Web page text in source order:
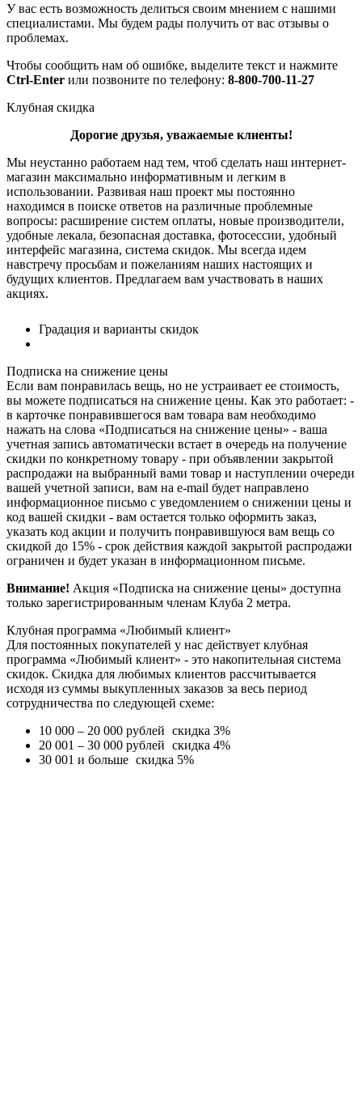
У вас есть возможность делиться своим мнением с нашими
специалистами. Мы будем рады получить от вас отзывы о
проблемах.
Чтобы сообщить нам об ошибке, выделите текст и нажмите
Ctrl-Enter или позвоните по телефону: 8-800-700-11-27
Клубная скидка
Дорогие друзья, уважаемые клиенты!
Мы неустанно работаем над тем, чтоб сделать наш интернет-
магазин максимально информативным и легким в
использовании. Развивая наш проект мы постоянно
находимся в поиске ответов на различные проблемные
вопросы: расширение систем оплаты, новые производители,
удобные лекала, безопасная доставка, фотосессии, удобный
интерфейс магазина, система скидок. Мы всегда идем
навстречу просьбам и пожеланиям наших настоящих и
будущих клиентов. Предлагаем вам участвовать в наших
акциях.
Градация и варианты скидок
Подписка на снижение цены
Если вам понравилась вещь, но не устраивает ее стоимость,
вы можете подписаться на снижение цены. Как это работает: -
в карточке понравившегося вам товара вам необходимо
нажать на слова «Подписаться на снижение цены» - ваша
учетная запись автоматически встает в очередь на получение
скидки по конкретному товару - при объявлении закрытой
распродажи на выбранный вами товар и наступлении очереди
вашей учетной записи, вам на e-mail будет направлено
информационное письмо с уведомлением о снижении цены и
код вашей скидки - вам остается только оформить заказ,
указать код акции и получить понравившуюся вам вещь со
скидкой до 15% - срок действия каждой закрытой распродажи
ограничен и будет указан в информационном письме.
Внимание! Акция «Подписка на снижение цены» доступна
только зарегистрированным членам Клуба 2 метра.
Клубная программа «Любимый клиент»
Для постоянных покупателей у нас действует клубная
программа «Любимый клиент» - это накопительная система
скидок. Скидка для любимых клиентов рассчитывается
исходя из суммы выкупленных заказов за весь период
сотрудничества по следующей схеме:
10 000 – 20 000 рублей скидка 3%
20 001 – 30 000 рублей скидка 4%
30 001 и больше скидка 5%